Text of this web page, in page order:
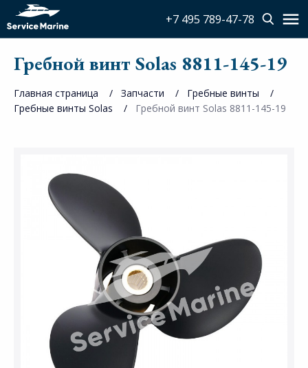
+7 495 789-47-78
Гребной винт Solas 8811-145-19
Главная страница Запчасти
Гребные винты
Гребные винты Solas
Гребной винт Solas 8811-145-19